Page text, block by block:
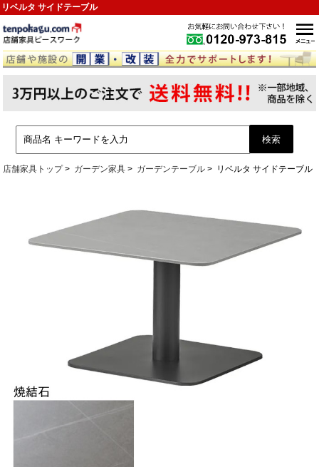
リベルタ サイドテーブル
店舗家具トップ ガーデン家具 ガーデンテーブル リベルタ サイドテーブル